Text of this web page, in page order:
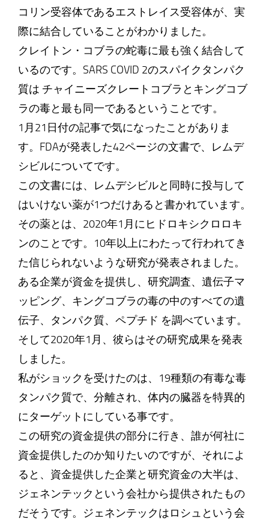
コリン受容体であるエストレイス受容体が、実
際に結合していることがわかりました。
クレイトン・コブラの蛇毒に最も強く結合して
いるのです。SARS COVID 2のスパイクタンパク
質は チャイニーズクレートコブラとキングコブ
ラの毒と最も同一であるということです。
1月21日付の記事で気になったことがありま
す。FDAが発表した42ページの文書で、レムデ
シビルについてです。
この文書には、レムデシビルと同時に投与して
はいけない薬が1つだけあると書かれています。
その薬とは、2020年1月にヒドロキシクロロキ
ンのことです。10年以上にわたって行われてき
た信じられないような研究が発表されました。
ある企業が資金を提供し、研究調査、遺伝子マ
ッピング、キングコブラの毒の中のすべての遺
伝子、タンパク質、ペプチド を調べています。
そして2020年1月、彼らはその研究成果を発表
しました。
私がショックを受けたのは、19種類の有毒な毒
タンパク質で、分離され、体内の臓器を特異的
にターゲットにしている事です。
この研究の資金提供の部分に行き、誰が何社に
資金提供したのか知りたいのですが、それによ
ると、資金提供した企業と研究資金の大半は、
ジェネンテックという会社から提供されたもの
だそうです。ジェネンテックはロシュという会